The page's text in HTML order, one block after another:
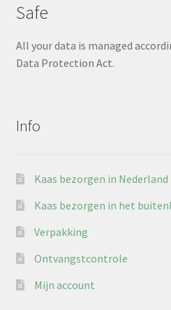
Safe
All your data is managed
Data Protection Act.
Info
Kaas bezorgen in Nederland
Kaas bezorgen in het
Verpakking
Ontvangstcontrole
Mijn account